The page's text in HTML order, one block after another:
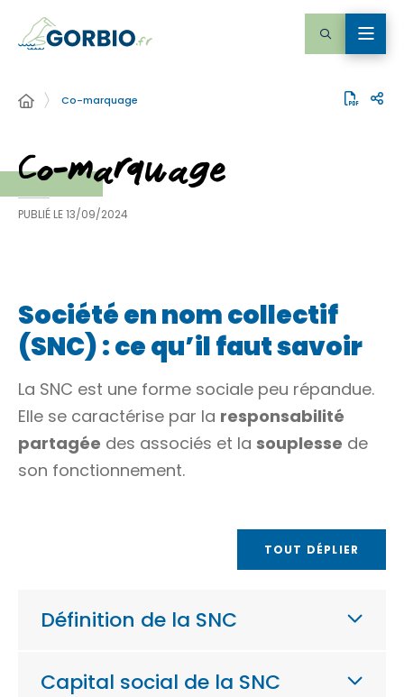
Co-marquage
Co-marquage
PUBLIÉ LE13/09/2024
Société en nom collectif
(SNC) : ce qu’il faut savoir
La SNC est une forme sociale peu répandue.
Elle se caractérise par la responsabilité
partagée des associés et la souplesse de
son fonctionnement.
TOUT DÉPLIER
Définition de la SNC
Capital social de la SNC